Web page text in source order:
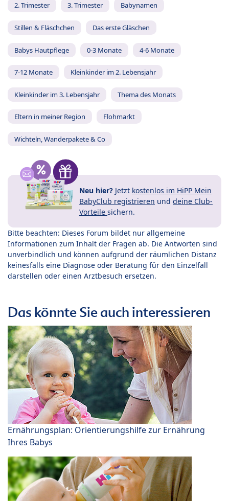
2. Trimester 3. Trimester Babynamen
Stillen & Fläschchen Das erste Gläschen
Babys Hautpflege 0-3 Monate 4-6 Monate
7-12 Monate Kleinkinder im 2. Lebensjahr
Kleinkinder im 3. Lebensjahr Thema des Monats
Eltern in meiner Region Flohmarkt
Wichteln, Wanderpakete & Co
Neu hier? Jetzt kostenlos im HiPP Mein
BabyClub registrieren und deine Club-
Vorteile sichern.
Bitte beachten: Dieses Forum bildet nur allgemeine
Informationen zum Inhalt der Fragen ab. Die Antworten sind
unverbindlich und können aufgrund der räumlichen Distanz
keinesfalls eine Diagnose oder Beratung für den Einzelfall
darstellen oder einen Arztbesuch ersetzen.
Das könnte Sie auch interessieren
Ernährungsplan: Orientierungshilfe zur Ernährung
Ihres Babys